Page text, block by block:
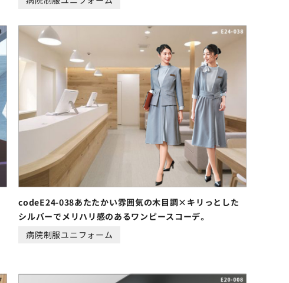
codeE24-038あたたかい雰囲気の木目調×キリっとした
シルバーでメリハリ感のあるワンピースコーデ。
病院制服ユニフォーム